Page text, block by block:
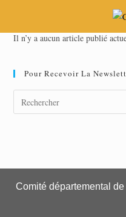
Il n’y a aucun article publié
Pour Recevoir La
Comité départemental